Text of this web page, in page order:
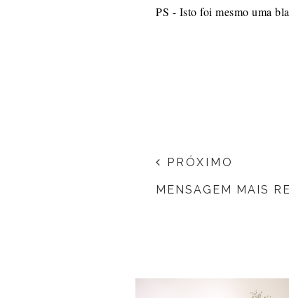
PS - Isto foi mesmo uma
PRÓXIMO
MENSAGEM MAIS